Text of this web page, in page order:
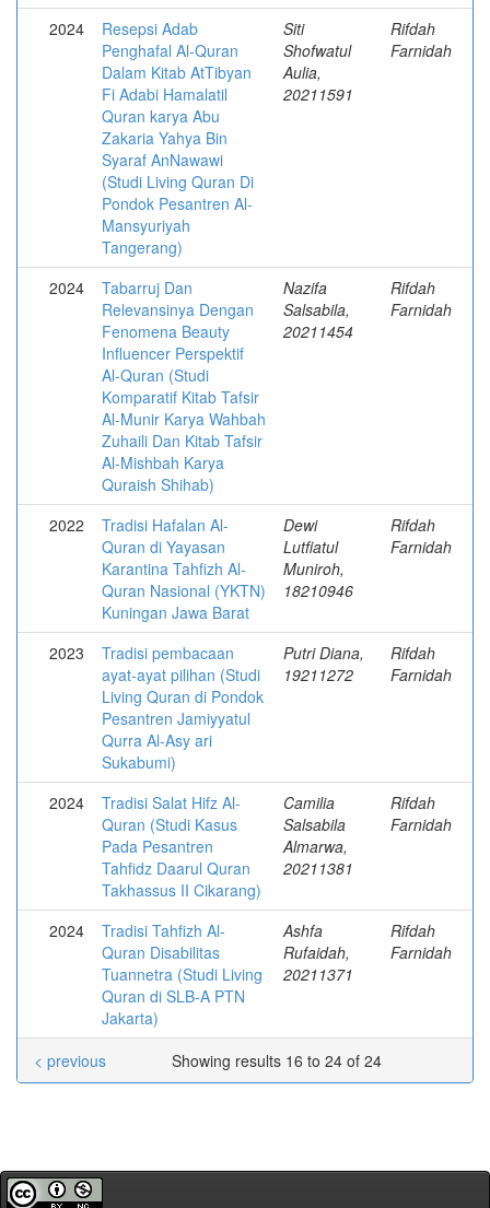
2024
Resepsi Adab
Penghafal Al-Quran
Dalam Kitab AtTibyan
Fi Adabi Hamalatil
Quran karya Abu
Zakaria Yahya Bin
Syaraf AnNawawi
(Studi Living Quran Di
Pondok Pesantren Al-
Mansyuriyah
Tangerang)
Siti
Shofwatul
Aulia,
20211591
Rifdah
Farnidah
2024
Tabarruj Dan
Relevansinya Dengan
Fenomena Beauty
Influencer Perspektif
Al-Quran (Studi
Komparatif Kitab Tafsir
Al-Munir Karya Wahbah
Zuhaili Dan Kitab Tafsir
Al-Mishbah Karya
Quraish Shihab)
Nazifa
Salsabila,
20211454
Rifdah
Farnidah
2022
Tradisi Hafalan Al-
Quran di Yayasan
Karantina Tahfizh Al-
Quran Nasional (YKTN)
Kuningan Jawa Barat
Dewi
Lutfiatul
Muniroh,
18210946
Rifdah
Farnidah
2023
Tradisi pembacaan
ayat-ayat pilihan (Studi
Living Quran di Pondok
Pesantren Jamiyyatul
Qurra Al-Asy ari
Sukabumi)
Putri Diana,
19211272
Rifdah
Farnidah
2024
Tradisi Salat Hifz Al-
Quran (Studi Kasus
Pada Pesantren
Tahfidz Daarul Quran
Takhassus II Cikarang)
Camilia
Salsabila
Almarwa,
20211381
Rifdah
Farnidah
2024
Tradisi Tahfizh Al-
Quran Disabilitas
Tuannetra (Studi Living
Quran di SLB-A PTN
Jakarta)
Ashfa
Rufaidah,
20211371
Rifdah
Farnidah
Showing results 16 to 24 of 24
< previous